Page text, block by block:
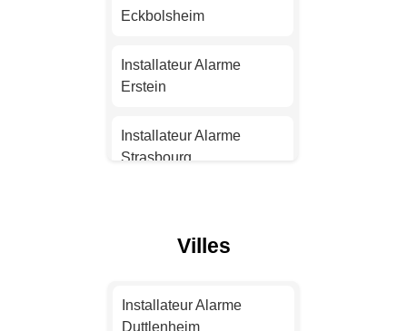
Strasbourg
Montpellier
Installateur Alarme Lille
Installateur Alarme
Rennes
Eckbolsheim
Installateur Alarme
Erstein
Installateur Alarme
Strasbourg
Bischwiller
Villes
Installateur Alarme
Duttlenheim